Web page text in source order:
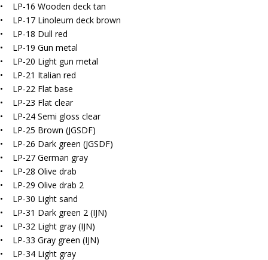
• LP-16 Wooden deck tan
• LP-17 Linoleum deck brown
• LP-18 Dull red
• LP-19 Gun metal
• LP-20 Light gun metal
• LP-21 Italian red
• LP-22 Flat base
• LP-23 Flat clear
• LP-24 Semi gloss clear
• LP-25 Brown (JGSDF)
• LP-26 Dark green (JGSDF)
• LP-27 German gray
• LP-28 Olive drab
• LP-29 Olive drab 2
• LP-30 Light sand
• LP-31 Dark green 2 (IJN)
• LP-32 Light gray (IJN)
• LP-33 Gray green (IJN)
• LP-34 Light gray